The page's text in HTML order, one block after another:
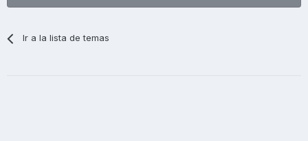
Ir a la lista de temas